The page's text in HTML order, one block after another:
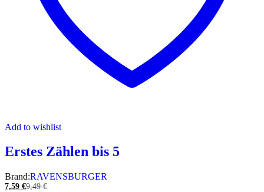
Add to wishlist
Erstes Zählen bis 5
Brand:RAVENSBURGER
7,59 €9,49€